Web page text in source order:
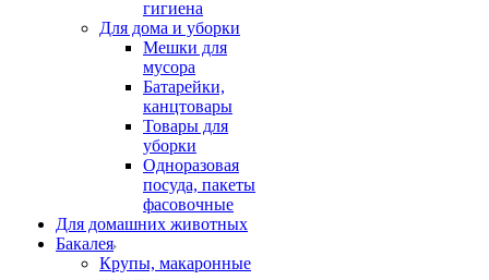
гигиена
Для дома и уборки
Мешки для
мусора
Батарейки,
канцтовары
Товары для
уборки
Одноразовая
посуда, пакеты
фасовочные
Для домашних животных
Бакалея
Крупы, макаронные